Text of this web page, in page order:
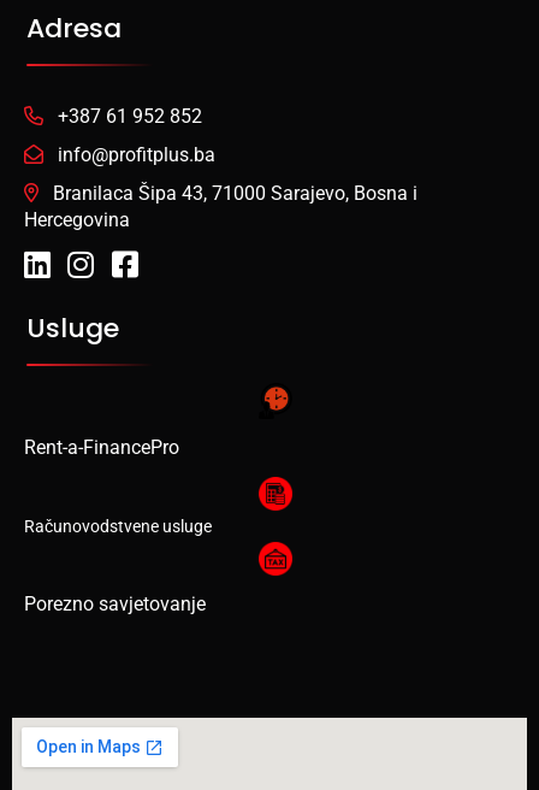
Adresa
+387 61 952 852
info@profitplus.ba
Branilaca Šipa 43, 71000 Sarajevo, Bosna i
Hercegovina
Usluge
Rent-a-FinancePro
Računovodstvene usluge
Porezno savjetovanje